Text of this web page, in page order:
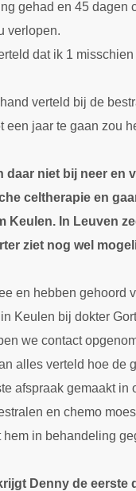
gehad en 45 dagen
verlopen.
dat ik 1
verteld bij de
een jaar te gaan zou
daar niet bij neer en
celtherapie en
Keulen. In Leuven
ziet nog wel
en hebben gehoord
Keulen bij dokter
we contact
alles verteld hoe de
afspraak gemaakt in
en chemo
in behandeling
Denny de eerste